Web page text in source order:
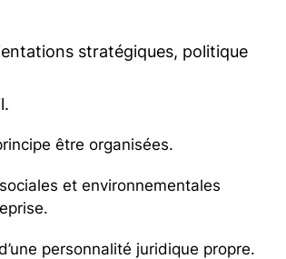
stratégiques, politique
être organisées.
et environnementales
personnalité juridique propre.